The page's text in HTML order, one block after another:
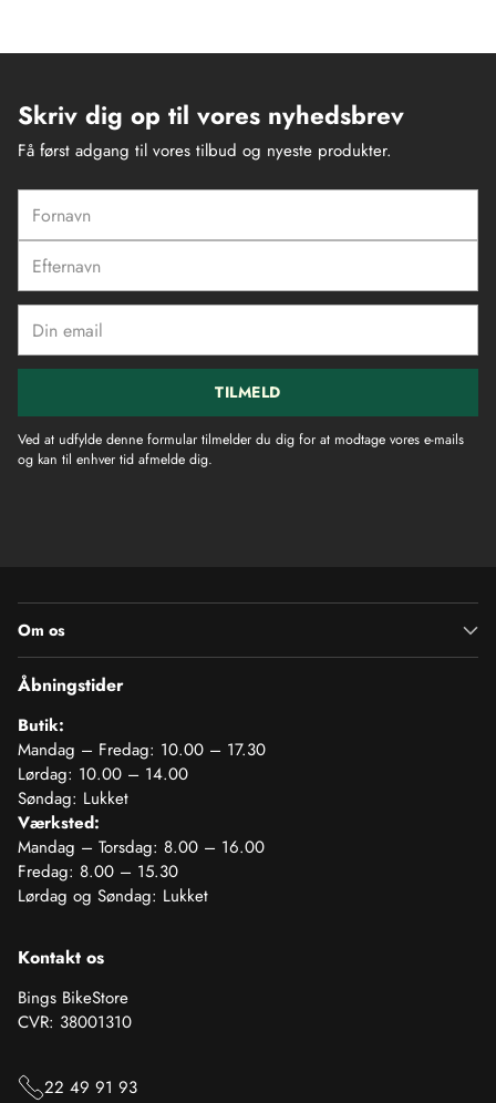
Skriv dig op til vores nyhedsbrev
Få først adgang til vores tilbud og nyeste produkter.
email
TILMELD
Ved at udfylde denne formular tilmelder du dig for at modtage vores e-mails
og kan til enhver tid afmelde dig.
Om os
Åbningstider
Butik:
Mandag – Fredag: 10.00 – 17.30
Lørdag: 10.00 – 14.00
Søndag: Lukket
Værksted:
Mandag – Torsdag: 8.00 – 16.00
Fredag: 8.00 – 15.30
Lørdag og Søndag: Lukket
Kontakt os
Bings BikeStore
CVR: 38001310
22 49 91 93